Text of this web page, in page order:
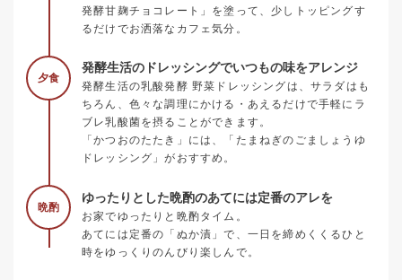
発酵甘麹チョコレート」を塗って、少しトッピングす
るだけでお洒落なカフェ気分。
夕食
発酵生活のドレッシングでいつもの味をアレンジ
発酵生活の乳酸発酵 野菜ドレッシングは、サラダはも
ちろん、色々な調理にかける・あえるだけで手軽にラ
ブレ乳酸菌を摂ることができます。
「かつおのたたき」には、「たまねぎのごましょうゆ
ドレッシング」がおすすめ。
晩酌
ゆったりとした晩酌のあてには定番のアレを
お家でゆったりと晩酌タイム。
あてには定番の「ぬか漬」で、一日を締めくくるひと
時をゆっくりのんびり楽しんで。